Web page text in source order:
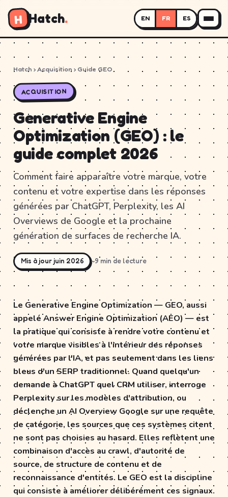
H Hatch. EN FR ES
Hatch › Acquisition › Guide GEO
ACQUISITION
Generative Engine
Optimization (GEO) : le
guide complet 2026
Comment faire apparaître votre marque, votre
contenu et votre expertise dans les réponses
générées par ChatGPT, Perplexity, les AI
Overviews de Google et la prochaine
génération de surfaces de recherche IA.
Mis à jour juin 2026 ~9 min de lecture
Le Generative Engine Optimization — GEO, aussi
appelé Answer Engine Optimization (AEO) — est
la pratique qui consiste à rendre votre contenu et
votre marque visibles à l'intérieur des réponses
générées par l'IA, et pas seulement dans les liens
bleus d'un SERP traditionnel. Quand quelqu'un
demande à ChatGPT quel CRM utiliser, interroge
Perplexity sur les modèles d'attribution, ou
déclenche un AI Overview Google sur une requête
de catégorie, les sources que ces systèmes citent
ne sont pas choisies au hasard. Elles reflètent une
combinaison d'accès au crawl, d'autorité de
source, de structure de contenu et de
reconnaissance d'entités. Le GEO est la discipline
qui consiste à améliorer délibérément ces signaux.